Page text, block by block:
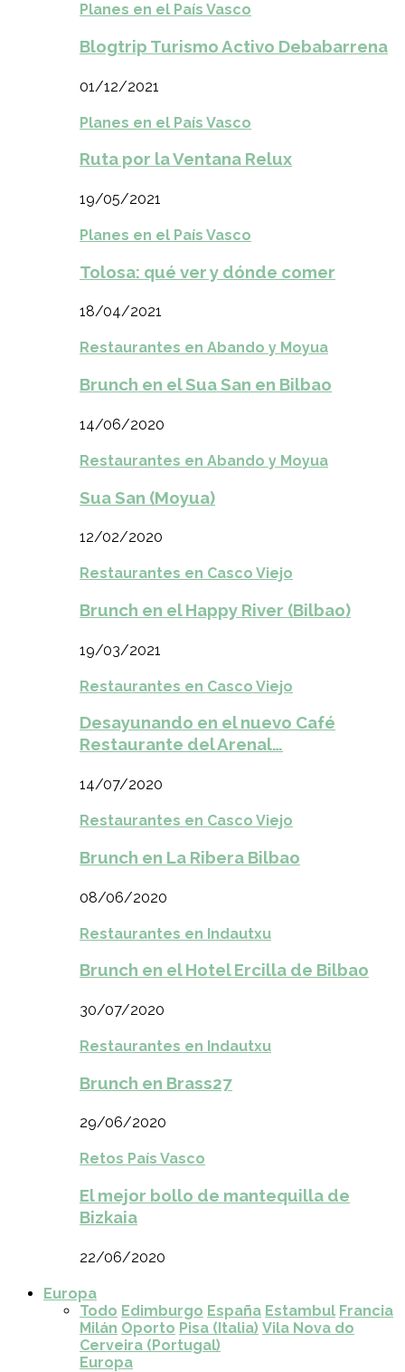
Planes en el País Vasco
Blogtrip Turismo Activo Debabarrena
01/12/2021
Planes en el País Vasco
Ruta por la Ventana Relux
19/05/2021
Planes en el País Vasco
Tolosa: qué ver y dónde comer
18/04/2021
Restaurantes en Abando y Moyua
Brunch en el Sua San en Bilbao
14/06/2020
Restaurantes en Abando y Moyua
Sua San (Moyua)
12/02/2020
Restaurantes en Casco Viejo
Brunch en el Happy River (Bilbao)
19/03/2021
Restaurantes en Casco Viejo
Desayunando en el nuevo Café
Restaurante del Arenal…
14/07/2020
Restaurantes en Casco Viejo
Brunch en La Ribera Bilbao
08/06/2020
Restaurantes en Indautxu
Brunch en el Hotel Ercilla de Bilbao
30/07/2020
Restaurantes en Indautxu
Brunch en Brass27
29/06/2020
Retos País Vasco
El mejor bollo de mantequilla de
Bizkaia
22/06/2020
Europa
Todo Edimburgo España Estambul Francia
Milán Oporto Pisa (Italia) Vila Nova do
Cerveira (Portugal)
Europa